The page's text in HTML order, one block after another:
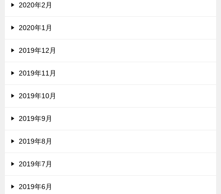
2020年2月
2020年1月
2019年12月
2019年11月
2019年10月
2019年9月
2019年8月
2019年7月
2019年6月